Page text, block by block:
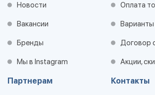
Новости
Вакансии
Бренды
Мы в Instagram
Оплата
Договор
Акции,
Партнерам Контакты